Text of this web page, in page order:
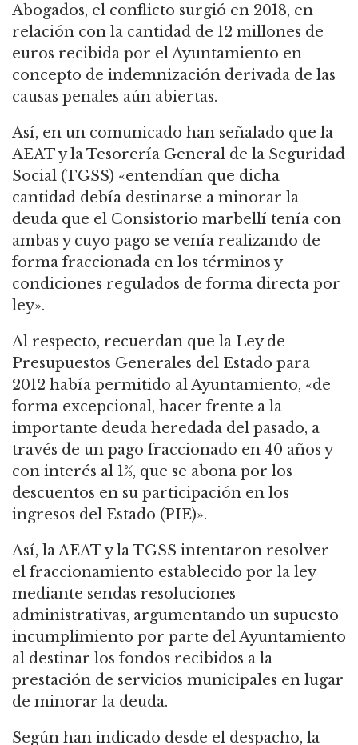
Abogados, el conflicto surgió en 2018, en
relación con la cantidad de 12 millones de
euros recibida por el Ayuntamiento en
concepto de indemnización derivada de las
causas penales aún abiertas.
Así, en un comunicado han señalado que la
AEAT y la Tesorería General de la Seguridad
Social (TGSS) «entendían que dicha
cantidad debía destinarse a minorar la
deuda que el Consistorio marbellí tenía con
ambas y cuyo pago se venía realizando de
forma fraccionada en los términos y
condiciones regulados de forma directa por
ley».
Al respecto, recuerdan que la Ley de
Presupuestos Generales del Estado para
2012 había permitido al Ayuntamiento, «de
forma excepcional, hacer frente a la
importante deuda heredada del pasado, a
través de un pago fraccionado en 40 años y
con interés al 1%, que se abona por los
descuentos en su participación en los
ingresos del Estado (PIE)».
Así, la AEAT y la TGSS intentaron resolver
el fraccionamiento establecido por la ley
mediante sendas resoluciones
administrativas, argumentando un supuesto
incumplimiento por parte del Ayuntamiento
al destinar los fondos recibidos a la
prestación de servicios municipales en lugar
de minorar la deuda.
Según han indicado desde el despacho, la